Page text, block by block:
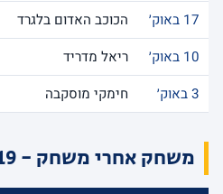
17 באוק׳
הכוכב האדום בלגרד
10 באוק׳
ריאל מדריד
3 באוק׳
חימקי מוסקבה
משחק אחרי משחק - 2018-19